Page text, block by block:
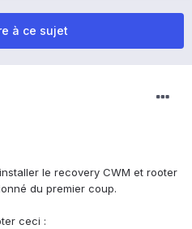
à ce sujet
le recovery CWM et rooter
du premier coup.
ceci :